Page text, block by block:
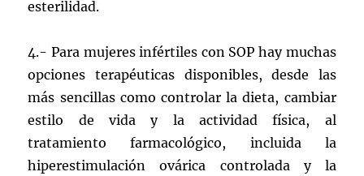
esterilidad.
4.- Para mujeres infértiles con SOP hay muchas
opciones terapéuticas disponibles, desde las
más sencillas como controlar la dieta, cambiar
estilo de vida y la actividad física, al
tratamiento farmacológico, incluida la
hiperestimulación ovárica controlada y la